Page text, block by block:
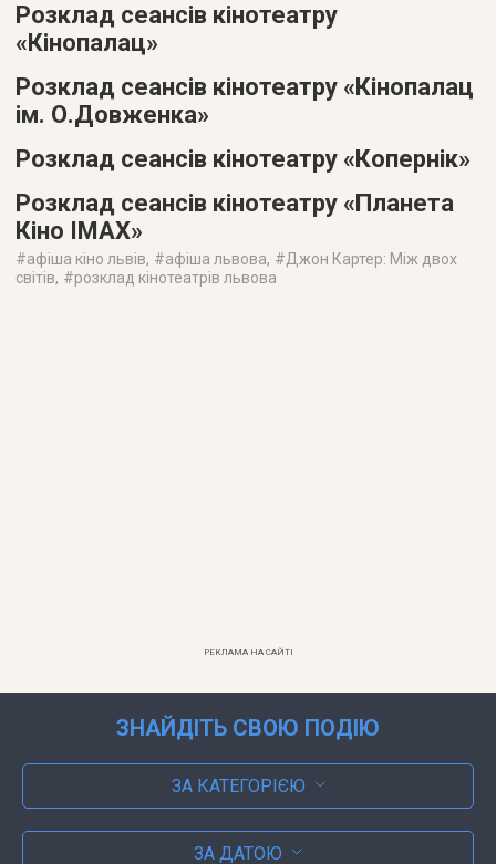
Розклад сеансів кінотеатру
«Кінопалац»
Розклад сеансів кінотеатру «Кінопалац
ім. О.Довженка»
Розклад сеансів кінотеатру «Копернік»
Розклад сеансів кінотеатру «Планета
Кіно IMAX»
#афіша кіно львів, #афіша львова, #Джон Картер: Між двох
світів, #розклад кінотеатрів львова
РЕКЛАМА НА САЙТІ
ЗНАЙДІТЬ СВОЮ ПОДІЮ
ЗА КАТЕГОРІЄЮ
ЗА ДАТОЮ